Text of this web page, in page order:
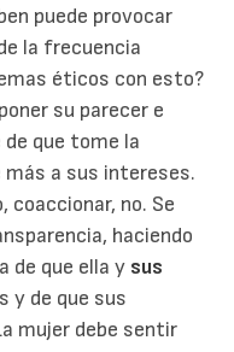
puede provocar
la frecuencia
éticos con esto?
su parecer e
que tome la
más a sus intereses.
no. Se
haciendo
de que ella y sus
y de que sus
mujer debe sentir